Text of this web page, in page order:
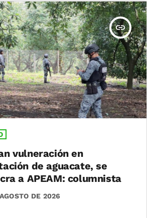
insert_link
vulneración en
de aguacate, se
a APEAM: columnista
DE 2026